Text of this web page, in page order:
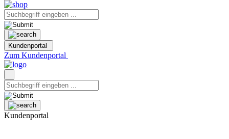
Kundenportal
Zum Kundenportal
Kundenportal